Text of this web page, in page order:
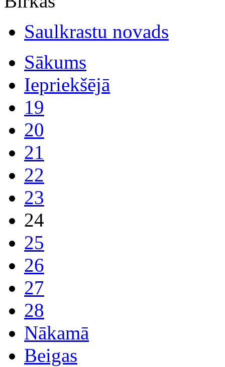
Saulkrastu novads
Sākums
Iepriekšējā
19
20
21
22
23
24
25
26
27
28
Nākamā
Beigas